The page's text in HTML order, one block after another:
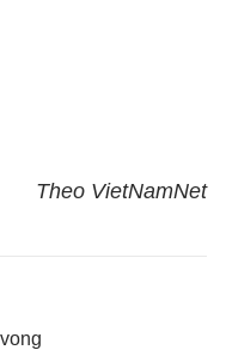
Theo VietNamNet